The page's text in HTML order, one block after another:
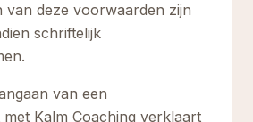
van deze voorwaarden zijn
schriftelijk
van een
Kalm Coaching verklaart